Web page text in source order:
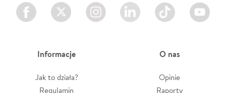
Facebook Twitter Instagram LinkedIn TikTok Youtube
Informacje
Jak to działa?
Regulamin
O nas
Opinie
Raporty